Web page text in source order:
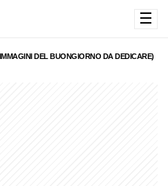
☰
DEL BUONGIORNO DA DEDICARE)